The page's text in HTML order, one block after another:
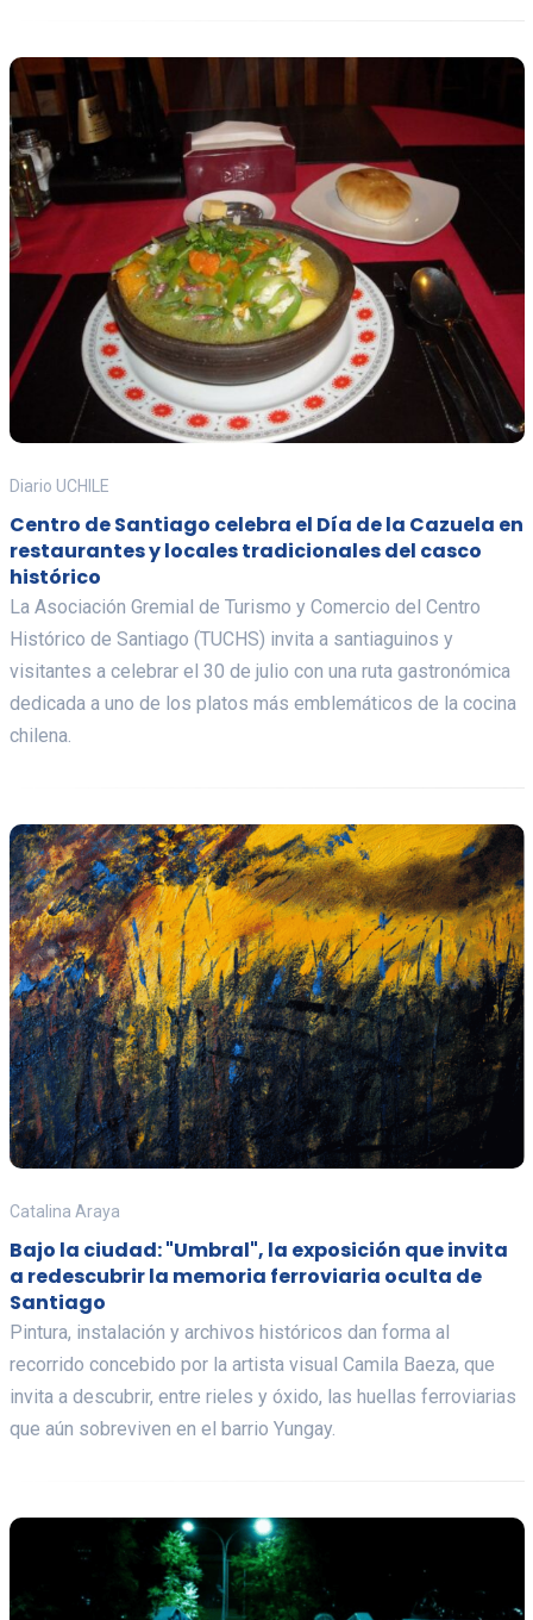
Diario UCHILE
Centro de Santiago celebra el Día de la Cazuela en
restaurantes y locales tradicionales del casco
histórico
La Asociación Gremial de Turismo y Comercio del Centro
Histórico de Santiago (TUCHS) invita a santiaguinos y
visitantes a celebrar el 30 de julio con una ruta gastronómica
dedicada a uno de los platos más emblemáticos de la cocina
chilena.
Catalina Araya
Bajo la ciudad: "Umbral", la exposición que invita
a redescubrir la memoria ferroviaria oculta de
Santiago
Pintura, instalación y archivos históricos dan forma al
recorrido concebido por la artista visual Camila Baeza, que
invita a descubrir, entre rieles y óxido, las huellas ferroviarias
que aún sobreviven en el barrio Yungay.